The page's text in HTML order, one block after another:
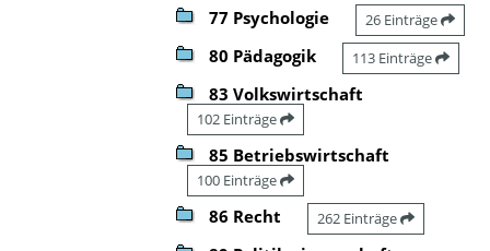
77 Psychologie 26 Einträge
80 Pädagogik 113 Einträge
83 Volkswirtschaft
102 Einträge
85 Betriebswirtschaft
100 Einträge
86 Recht 262 Einträge